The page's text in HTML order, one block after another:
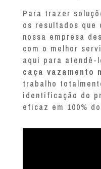
Para trazer
os resultados que
nossa empresa
com o melhor
aqui para atendê-
caça vazamento
trabalho
identificação do
eficaz em 100%